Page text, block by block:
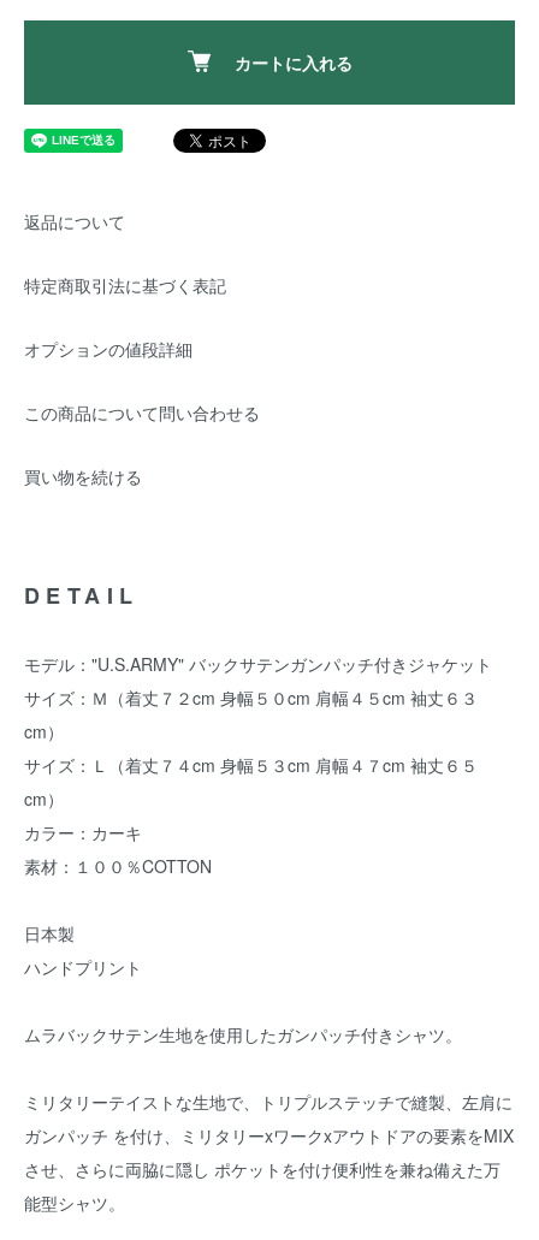
カートに入れる
返品について
特定商取引法に基づく表記
オプションの値段詳細
この商品について問い合わせる
買い物を続ける
DETAIL
モデル："U.S.ARMY" バックサテンガンパッチ付きジャケット
サイズ：Ｍ（着丈７２cm 身幅５０cm 肩幅４５cm 袖丈６３
cm）
サイズ：Ｌ（着丈７４cm 身幅５３cm 肩幅４７cm 袖丈６５
cm）
カラー：カーキ
素材：１００％COTTON
日本製
ハンドプリント
ムラバックサテン生地を使用したガンパッチ付きシャツ。
ミリタリーテイストな生地で、トリプルステッチで縫製、左肩に
ガンパッチ を付け、ミリタリーxワークxアウトドアの要素をMIX
させ、さらに両脇に隠し ポケットを付け便利性を兼ね備えた万
能型シャツ。